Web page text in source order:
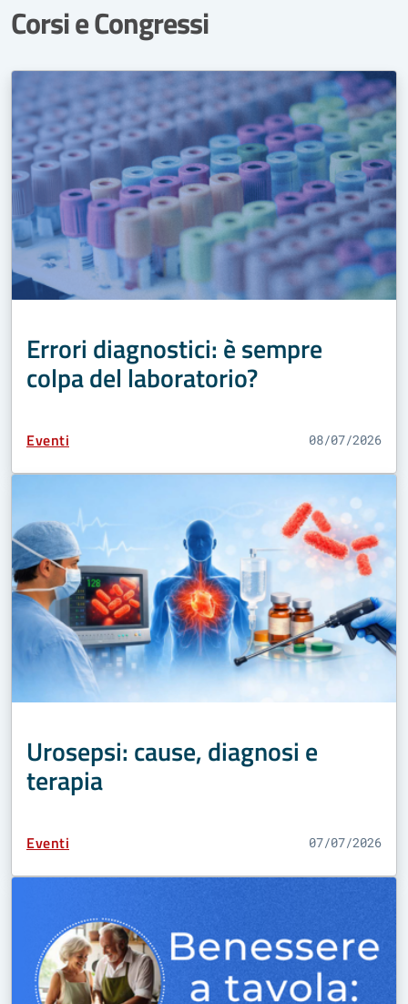
Corsi e Congressi
Errori diagnostici: è sempre
colpa del laboratorio?
Tipo Contenuto:
Eventi 08/07/2026
Urosepsi: cause, diagnosi e
terapia
Tipo Contenuto:
Eventi 07/07/2026